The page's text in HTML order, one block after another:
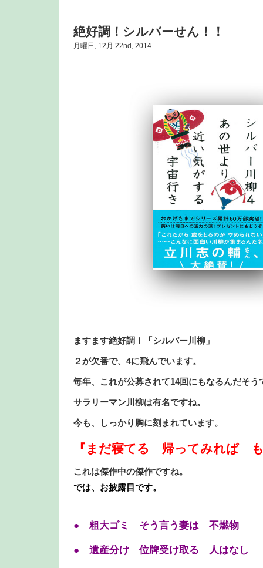
絶好調！シルバーせん！！
月曜日, 12月 22nd, 2014
ますます絶好調！「シルバー川柳」
２が欠番で、4に飛んでいます。
毎年、これが公募されて14回にもなるんだそう
サラリーマン川柳は有名ですね。
今も、しっかり胸に刻まれています。
『まだ寝てる 帰ってみれば
これは傑作中の傑作ですね。
では、お披露目です。
● 粗大ゴミ そう言う妻は 不燃物
● 遺産分け 位牌受け取る 人はなし